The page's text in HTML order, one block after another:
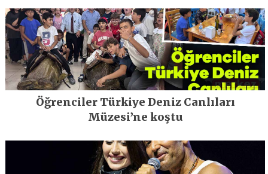
Öğrenciler Türkiye Deniz Canlıları
Müzesi’ne koştu